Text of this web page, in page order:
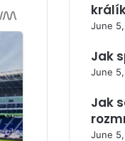
June
Jak
June
Jak
June